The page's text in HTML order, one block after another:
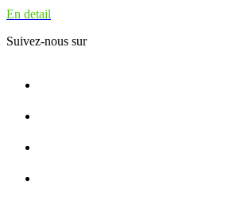
En detail
Suivez-nous sur